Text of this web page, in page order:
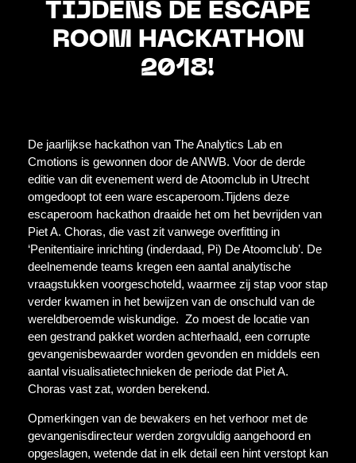
TIJDENS DE ESCAPE
ROOM HACKATHON
2018!
De jaarlijkse hackathon van The Analytics Lab en
Cmotions is gewonnen door de ANWB. Voor de derde
editie van dit evenement werd de Atoomclub in Utrecht
omgedoopt tot een ware escaperoom.Tijdens deze
escaperoom hackathon draaide het om het bevrijden van
Piet A. Choras, die vast zit vanwege overfitting in
‘Penitentiaire inrichting (inderdaad, Pi) De Atoomclub’. De
deelnemende teams kregen een aantal analytische
vraagstukken voorgeschoteld, waarmee zij stap voor stap
verder kwamen in het bewijzen van de onschuld van de
wereldberoemde wiskundige. Zo moest de locatie van
een gestrand pakket worden achterhaald, een corrupte
gevangenisbewaarder worden gevonden en middels een
aantal visualisatietechnieken de periode dat Piet A.
Choras vast zat, worden berekend.
Opmerkingen van de bewakers en het verhoor met de
gevangenisdirecteur werden zorgvuldig aangehoord en
opgeslagen, wetende dat in elk detail een hint verstopt kan